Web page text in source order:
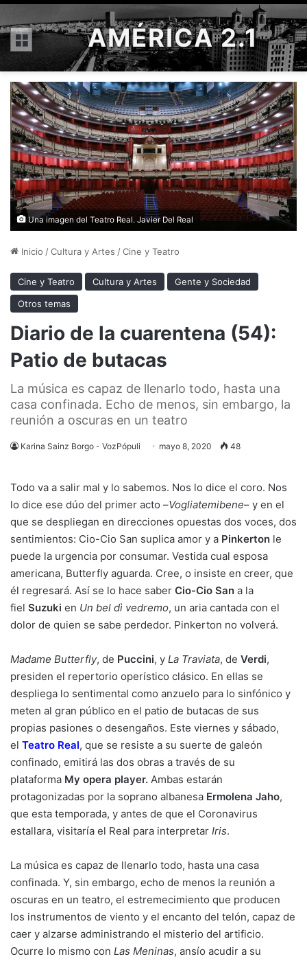
Menú AMÉRICA 2.1
Una imagen del Teatro Real. Javier Del Real
Inicio /Cultura y Artes /Cine y Teatro
Cine y Teatro Cultura y Artes
Gente y Sociedad
Otros temas
Diario de la cuarentena (54):
Patio de butacas
La música es capaz de llenarlo todo, hasta una
casa confinada. Echo de menos, sin embargo, la
reunión a oscuras en un teatro
Karina Sainz Borgo - VozPópuli mayo 8, 2020 48
Todo va a salir mal y lo sabemos. Nos lo dice el coro. Nos
lo dice ese dúo del primer acto –Vogliatemibene– y en el
que se despliegan en direcciones opuestas dos voces, dos
sentimientos: Cio-Cio San suplica amor y a Pinkerton le
puede la urgencia por consumar. Vestida cual esposa
americana, Butterfly aguarda. Cree, o insiste en creer, que
él regresará. Así se lo hace saber Cio-Cio San a la
fiel Suzuki en Un bel dì vedremo, un aria cantada con el
dolor de quien se sabe perdedor. Pinkerton no volverá.
Madame Butterfly, de Puccini, y La Traviata, de Verdi,
presiden el repertorio operístico clásico. En ellas se
despliega lo sentimental como anzuelo para lo sinfónico y
meten al gran público en el patio de butacas de sus
propias pasiones o desengaños. Este viernes y sábado,
el Teatro Real, que se resiste a su suerte de galeón
confinado, emitirá las dos obras a través de su
plataforma My opera player. Ambas estarán
protagonizadas por la soprano albanesa Ermolena Jaho,
que esta temporada, y antes de que el Coronavirus
estallara, visitaría el Real para interpretar Iris.
La música es capaz de llenarlo todo, hasta una casa
confinada. Y, sin embargo, echo de menos la reunión a
oscuras en un teatro, el estremecimiento que producen
los instrumentos de viento y el encanto del telón, capaz de
caer y alzarse administrando el misterio del artificio.
Ocurre lo mismo con Las Meninas, ansío acudir a su